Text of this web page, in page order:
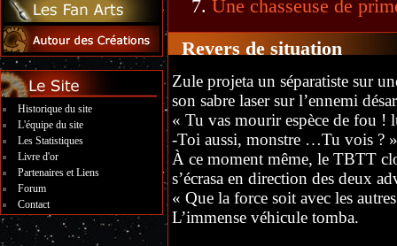
Historique du site
L'équipe du site
Les Statistiques
Livre d'or
Partenaires et Liens
Forum
Contact
Une chasseuse de
Revers de situation
Zule projeta un séparatiste sur
son sabre laser sur l’ennemi
« Tu vas mourir espèce de fou !
-Toi aussi, monstre …Tu vois ? »
À ce moment même, le TBTT
s’écrasa en direction des deux
« Que la force soit avec les
L’immense véhicule tomba.